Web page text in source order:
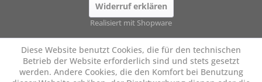
Widerruf erklären
Realisiert mit Shopware
Diese Website benutzt Cookies, die für den technischen
Betrieb der Website erforderlich sind und stets gesetzt
werden. Andere Cookies, die den Komfort bei Benutzung